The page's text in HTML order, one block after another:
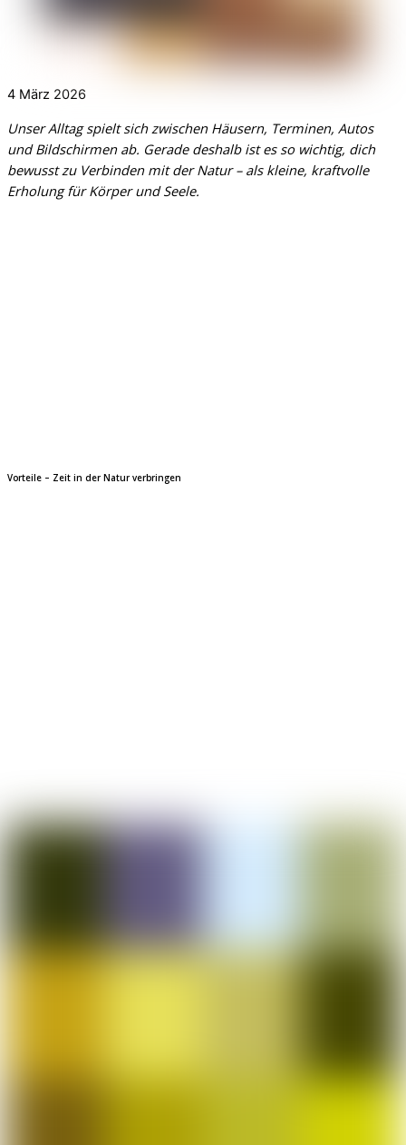
4 März 2026
Unser Alltag spielt sich zwischen Häusern, Terminen, Autos
und Bildschirmen ab. Gerade deshalb ist es so wichtig, dich
bewusst zu Verbinden mit der Natur– als kleine, kraftvolle
Erholung für Körper und Seele.
Vorteile – Zeit in der Natur verbringen